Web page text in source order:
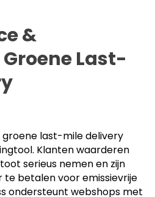
&
Last-
last-mile delivery
Klanten waarderen
serieus nemen en zijn
betalen voor emissievrije
ondersteunt webshops met